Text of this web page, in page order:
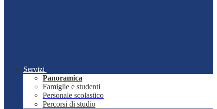
Servizi
Panoramica
Famiglie e studenti
Personale scolastico
Percorsi di studio